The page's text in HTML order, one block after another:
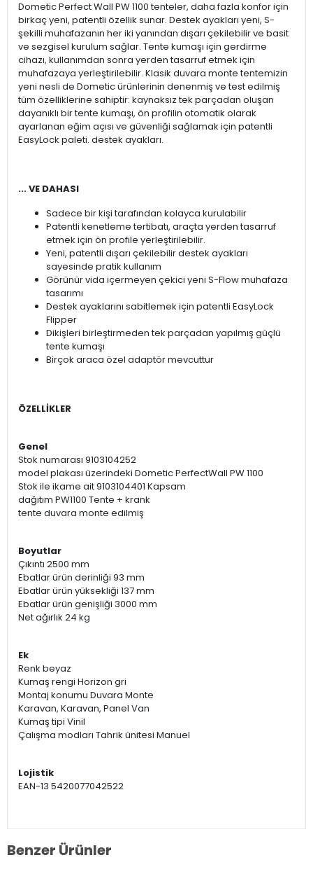
Dometic Perfect Wall PW 1100 tenteler, daha fazla konfor için
birkaç yeni, patentli özellik sunar. Destek ayakları yeni, S-
şekilli muhafazanın her iki yanından dışarı çekilebilir ve basit
ve sezgisel kurulum sağlar. Tente kumaşı için gerdirme
cihazı, kullanımdan sonra yerden tasarruf etmek için
muhafazaya yerleştirilebilir. Klasik duvara monte tentemizin
yeni nesli de Dometic ürünlerinin denenmiş ve test edilmiş
tüm özelliklerine sahiptir: kaynaksız tek parçadan oluşan
dayanıklı bir tente kumaşı, ön profilin otomatik olarak
ayarlanan eğim açısı ve güvenliği sağlamak için patentli
EasyLock paleti. destek ayakları.
... VE DAHASI
Sadece bir kişi tarafından kolayca kurulabilir
Patentli kenetleme tertibatı, araçta yerden tasarruf
etmek için ön profile yerleştirilebilir.
Yeni, patentli dışarı çekilebilir destek ayakları
sayesinde pratik kullanım
Görünür vida içermeyen çekici yeni S-Flow muhafaza
tasarımı
Destek ayaklarını sabitlemek için patentli EasyLock
Flipper
Dikişleri birleştirmeden tek parçadan yapılmış güçlü
tente kumaşı
Birçok araca özel adaptör mevcuttur
ÖZELLİKLER
Genel
Stok numarası 9103104252
model plakası üzerindeki Dometic PerfectWall PW 1100
Stok ile ikame ait 9103104401 Kapsam
dağıtım PW1100 Tente + krank
tente duvara monte edilmiş
Boyutlar
Çıkıntı 2500 mm
Ebatlar ürün derinliği 93 mm
Ebatlar ürün yüksekliği 137 mm
Ebatlar ürün genişliği 3000 mm
Net ağırlık 24 kg
Ek
Renk beyaz
Kumaş rengi Horizon gri
Montaj konumu Duvara Monte
Karavan, Karavan, Panel Van
Kumaş tipi Vinil
Çalışma modları Tahrik ünitesi Manuel
Lojistik
EAN-13 5420077042522
Benzer Ürünler